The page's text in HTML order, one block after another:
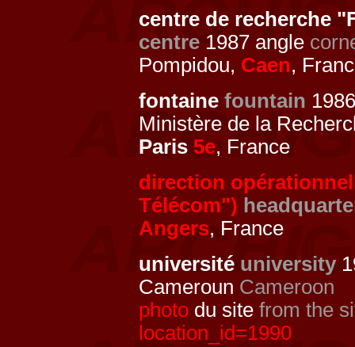
centre de recherche
centre 1987 angle
Pompidou, Caen,
fontaine fountain
Ministère de la
Paris 5e, France
direction
Télécom")
Angers, France
université university
Cameroun Cameroon
photo du site from the
location_id=1990